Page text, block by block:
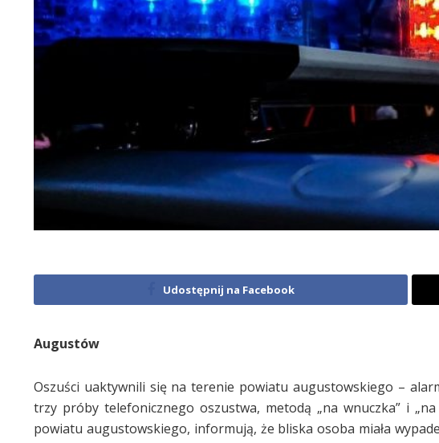
Udostępnij na Facebook
Augustów
Oszuści uaktywnili się na terenie powiatu augustowskiego –
trzy próby telefonicznego oszustwa, metodą „na wnuczka” i
powiatu augustowskiego, informują, że bliska osoba miała